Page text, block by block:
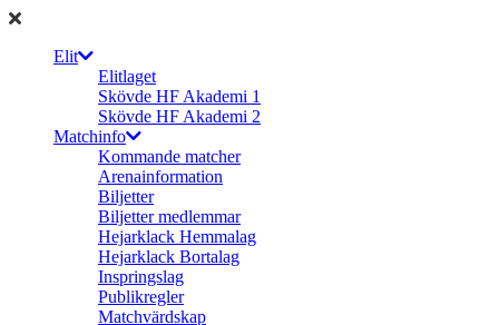
Elit
Elitlaget
Skövde HF Akademi 1
Skövde HF Akademi 2
Matchinfo
Kommande matcher
Arenainformation
Biljetter
Biljetter medlemmar
Hejarklack Hemmalag
Hejarklack Bortalag
Inspringslag
Publikregler
Matchvärdskap